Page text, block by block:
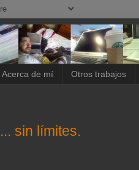
Acerca de mí Otros trabajos
sin límites.